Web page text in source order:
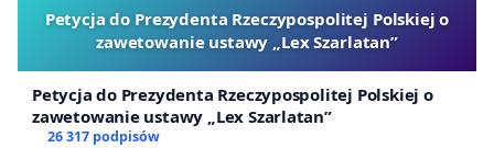
Petycja do Prezydenta Rzeczypospolitej Polskiej o
zawetowanie ustawy „Lex Szarlatan”
Petycja do Prezydenta Rzeczypospolitej Polskiej o
zawetowanie ustawy „Lex Szarlatan”
26 317 podpisów